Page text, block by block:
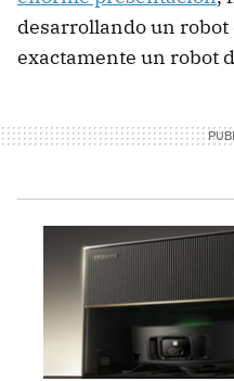
desarrollando un robot
exactamente un robot